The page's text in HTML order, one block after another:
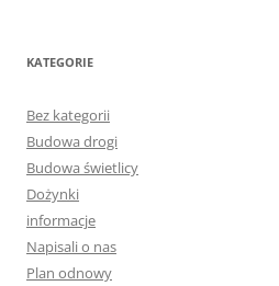
KATEGORIE
Bez kategorii
Budowa drogi
Budowa świetlicy
Dożynki
informacje
Napisali o nas
Plan odnowy